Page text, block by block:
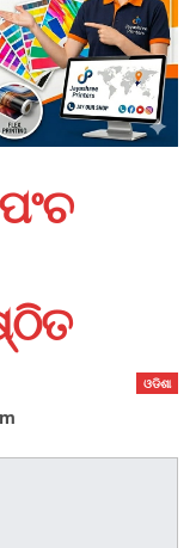
ଓଡିଶା